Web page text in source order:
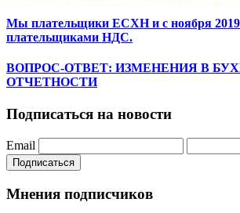
Мы плательщики ЕСХН и с ноября 2019
плательщиками НДС.
ВОПРОС-ОТВЕТ: ИЗМЕНЕНИЯ В
ОТЧЕТНОСТИ
Подписаться на новости
Email
Подписаться
Мнения подписчиков